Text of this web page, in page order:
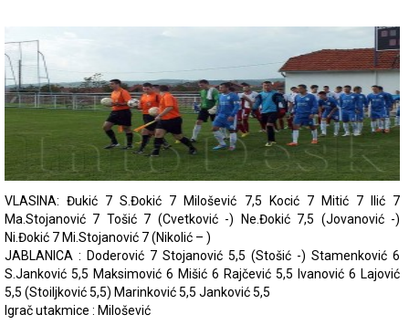
VLASINA: Đukić 7 S.Đokić 7 Milošević 7,5 Kocić 7 Mitić 7 Ilić 7
Ma.Stojanović 7 Tošić 7 (Cvetković -) Ne.Đokić 7,5 (Jovanović -)
Ni.Đokić 7 Mi.Stojanović 7 (Nikolić – )
JABLANICA : Doderović 7 Stojanović 5,5 (Stošić -) Stamenković 6
S.Janković 5,5 Maksimović 6 Mišić 6 Rajčević 5,5 Ivanović 6 Lajović
5,5 (Stoiljković 5,5) Marinković 5,5 Janković 5,5
Igrač utakmice : Milošević